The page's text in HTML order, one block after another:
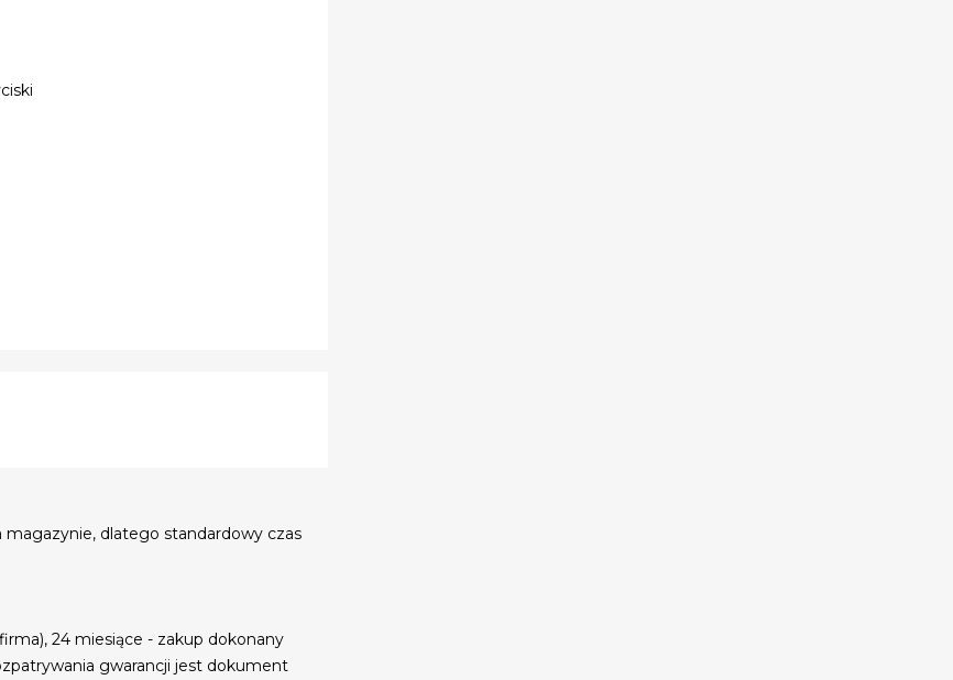
dlatego standardowy czas
24 miesiące - zakup dokonany
gwarancji jest dokument